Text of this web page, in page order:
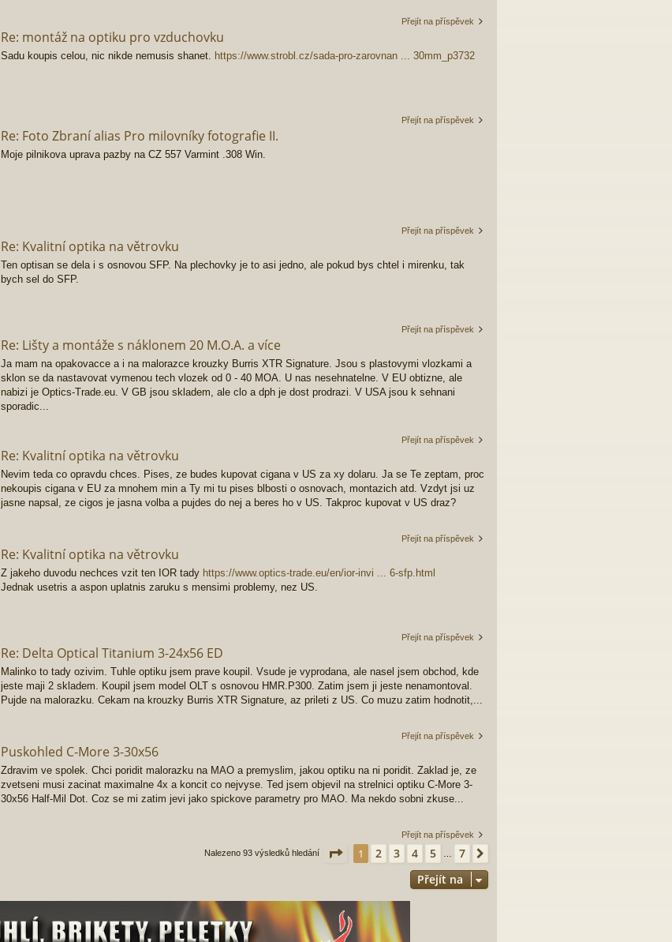
Přejít na příspěvek
Re: montáž na optiku pro vzduchovku
Sadu koupis celou, nic nikde nemusis shanet. https://www.strobl.cz/sada-pro-zarovnan ... 30mm_p3732
Přejít na příspěvek
Re: Foto Zbraní alias Pro milovníky fotografie II.
Moje pilnikova uprava pazby na CZ 557 Varmint .308 Win.
Přejít na příspěvek
Re: Kvalitní optika na větrovku
Ten optisan se dela i s osnovou SFP. Na plechovky je to asi jedno, ale pokud bys chtel i mirenku, tak
bych sel do SFP.
Přejít na příspěvek
Re: Lišty a montáže s náklonem 20 M.O.A. a více
Ja mam na opakovacce a i na malorazce krouzky Burris XTR Signature. Jsou s plastovymi vlozkami a
sklon se da nastavovat vymenou tech vlozek od 0 - 40 MOA. U nas nesehnatelne. V EU obtizne, ale
nabizi je Optics-Trade.eu. V GB jsou skladem, ale clo a dph je dost prodrazi. V USA jsou k sehnani
sporadic...
Přejít na příspěvek
Re: Kvalitní optika na větrovku
Nevim teda co opravdu chces. Pises, ze budes kupovat cigana v US za xy dolaru. Ja se Te zeptam, proc
nekoupis cigana v EU za mnohem min a Ty mi tu pises blbosti o osnovach, montazich atd. Vzdyt jsi uz
jasne napsal, ze cigos je jasna volba a pujdes do nej a beres ho v US. Takproc kupovat v US draz?
Přejít na příspěvek
Re: Kvalitní optika na větrovku
Z jakeho duvodu nechces vzit ten IOR tady https://www.optics-trade.eu/en/ior-invi ... 6-sfp.html
Jednak usetris a aspon uplatnis zaruku s mensimi problemy, nez US.
Přejít na příspěvek
Re: Delta Optical Titanium 3-24x56 ED
Malinko to tady ozivim. Tuhle optiku jsem prave koupil. Vsude je vyprodana, ale nasel jsem obchod, kde
jeste maji 2 skladem. Koupil jsem model OLT s osnovou HMR.P300. Zatim jsem ji jeste nenamontoval.
Pujde na malorazku. Cekam na krouzky Burris XTR Signature, az prileti z US. Co muzu zatim hodnotit,...
Přejít na příspěvek
Puskohled C-More 3-30x56
Zdravim ve spolek. Chci poridit malorazku na MAO a premyslim, jakou optiku na ni poridit. Zaklad je, ze
zvetseni musi zacinat maximalne 4x a koncit co nejvyse. Ted jsem objevil na strelnici optiku C-More 3-
30x56 Half-Mil Dot. Coz se mi zatim jevi jako spickove parametry pro MAO. Ma nekdo sobni zkuse...
Přejít na příspěvek
Nalezeno 93 výsledků hledání
Stránka 1z 7
1 2 3 4 5 … 7
Přejít na